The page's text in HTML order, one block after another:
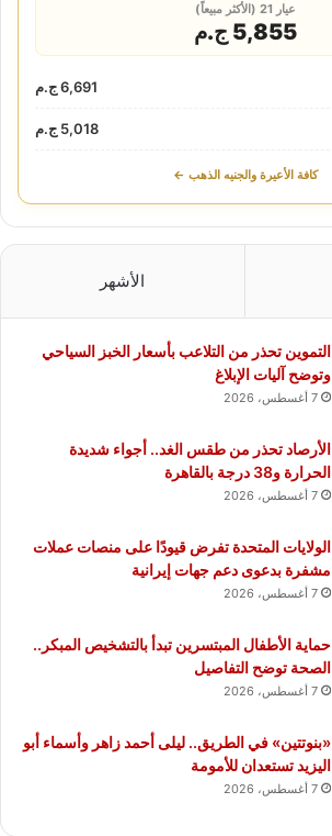
عيار 21 (الأكثر مبيعاً)
5,855 ج.م
6,691 ج.م
5,018 ج.م
كافة الأعيرة والجنيه الذهب ←
الأشهر
التموين تحذر من التلاعب بأسعار الخبز السياحي
وتوضح آليات الإبلاغ
7 أغسطس، 2026
الأرصاد تحذر من طقس الغد.. أجواء شديدة
الحرارة و38 درجة بالقاهرة
7 أغسطس، 2026
الولايات المتحدة تفرض قيودًا على منصات عملات
مشفرة بدعوى دعم جهات إيرانية
7 أغسطس، 2026
حماية الأطفال المبتسرين تبدأ بالتشخيص المبكر..
الصحة توضح التفاصيل
7 أغسطس، 2026
«بنوتتين» في الطريق.. ليلى أحمد زاهر وأسماء أبو
اليزيد تستعدان للأمومة
7 أغسطس، 2026